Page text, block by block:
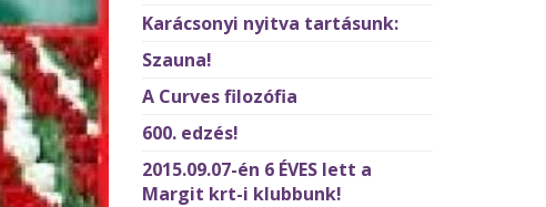
Karácsonyi nyitva tartásunk:
Szauna!
A Curves filozófia
600. edzés!
2015.09.07-én 6 ÉVES lett a
Margit krt-i klubbunk!